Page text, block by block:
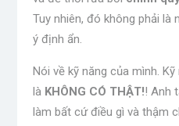
Tuy nhiên, đó không phải
ý định ẩn.
Nói về kỹ năng của mình.
là KHÔNG CÓ THẬT!! Anh
làm bất cứ điều gì và thậm